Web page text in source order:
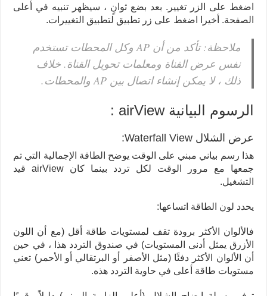
اضغط على الزر تغيير. بعد بضع ثوانٍ ، سيظهر تنبيه في أعلى
الصفحة. أخيرا اضغط على زر تطبيق لتطبيق التغييرات.
ملاحظة: تأكد من أن AP وكل المحطات تستخدم
نفس عرض القناة ومعلمات تحويل القناة. خلاف
ذلك ، لا يمكن إنشاء اتصال بين AP والمحطات.
الرسوم البيانية airView :
عرض الشلال Waterfall View:
هذا رسم بياني مبني على الوقت يوضح الطاقة الإجمالية التي تم
جمعها مع مرور الوقت لكل تردد بينما كان airView قيد
التشغيل.
يحدد لون الطاقة اتساعها:
فالألوان الأكثر برودة تقف لمستويات طاقة أقل (مع أن اللون
الأزرق يمثل أدنى المستويات) في صندوق التردد هذا ، في حين
أن الألوان الأكثر دفئًا (مثل الأصفر أو البرتقالي أو الأحمر) تعني
مستويات طاقة أعلى في حاوية التردد هذه.